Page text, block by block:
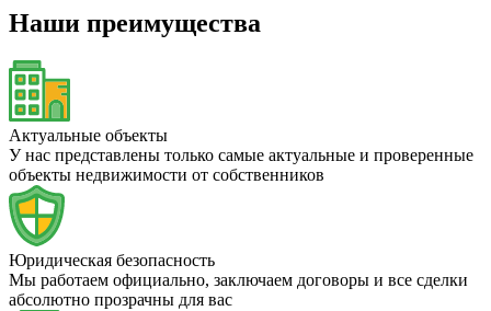
Наши преимущества
Актуальные объекты
У нас представлены только самые актуальные и проверенные
объекты недвижимости от собственников
Юридическая безопасность
Мы работаем официально, заключаем договоры и все сделки
абсолютно прозрачны для вас